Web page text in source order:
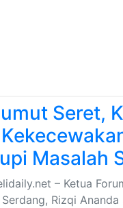
Seret,
Masalah
– Ketua
Rizqi